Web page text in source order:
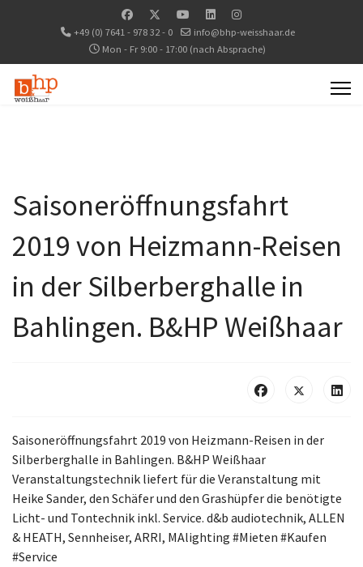
+49 (0) 7641 - 978 32 - 0
info@bhp-weisshaar.de
Mon - Fr 9:00 - 17:00 (nach Absprache)
Saisoneröffnungsfahrt
2019 von Heizmann-Reisen
in der Silberberghalle in
Bahlingen. B&HP Weißhaar
Saisoneröffnungsfahrt 2019 von Heizmann-Reisen in der
Silberberghalle in Bahlingen. B&HP Weißhaar
Veranstaltungstechnik liefert für die Veranstaltung mit
Heike Sander, den Schäfer und den Grashüpfer die benötigte
Licht- und Tontechnik inkl. Service. d&b audiotechnik, ALLEN
& HEATH, Sennheiser, ARRI, MAlighting #Mieten #Kaufen
#Service